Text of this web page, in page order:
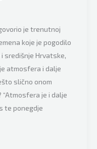
je trenutnoj
koje je pogodilo
središnje Hrvatske,
atmosfera i dalje
slično onom
je i dalje
te ponegdje